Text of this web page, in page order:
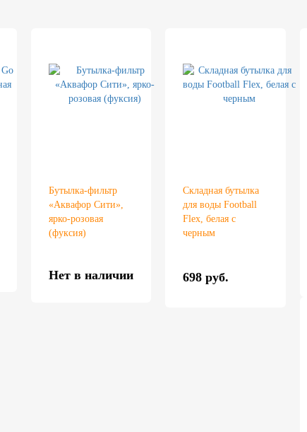
Бутылка-фильтр
«Аквафор Сити»,
ярко-розовая
(фуксия)
Нет в наличии
Складная бутылка
для воды Football
Flex, белая с
черным
698 руб.